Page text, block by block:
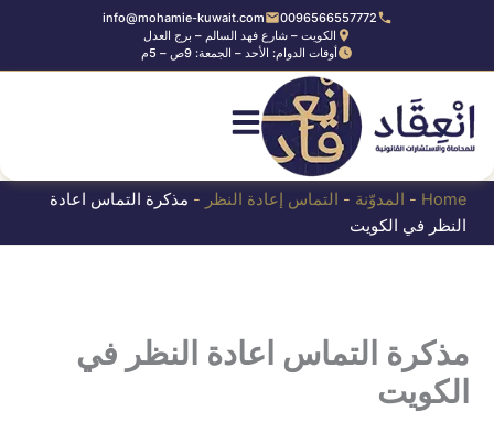
0096566557772
info@mohamie-kuwait.com
الكويت – شارع فهد السالم – برج العدل
أوقات الدوام: الأحد – الجمعة: 9ص – 5م
Home
- المدوّنة - التماس إعادة النظر - مذكرة التماس اعادة
النظر في الكويت
مذكرة التماس اعادة النظر في
الكويت